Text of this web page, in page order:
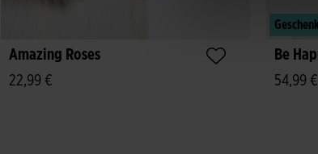
Amazing Roses
22,99 €
Be
54,99 €